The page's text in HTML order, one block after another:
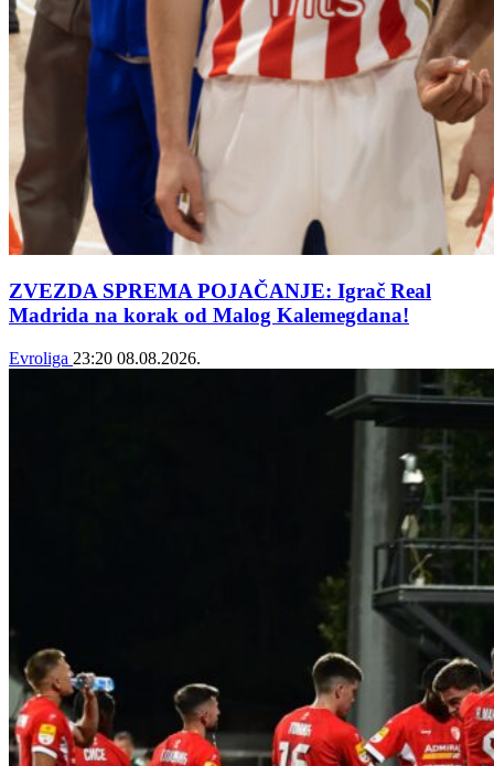
ZVEZDA SPREMA POJAČANJE: Igrač Real
Madrida na korak od Malog Kalemegdana!
Evroliga 23:20 08.08.2026.